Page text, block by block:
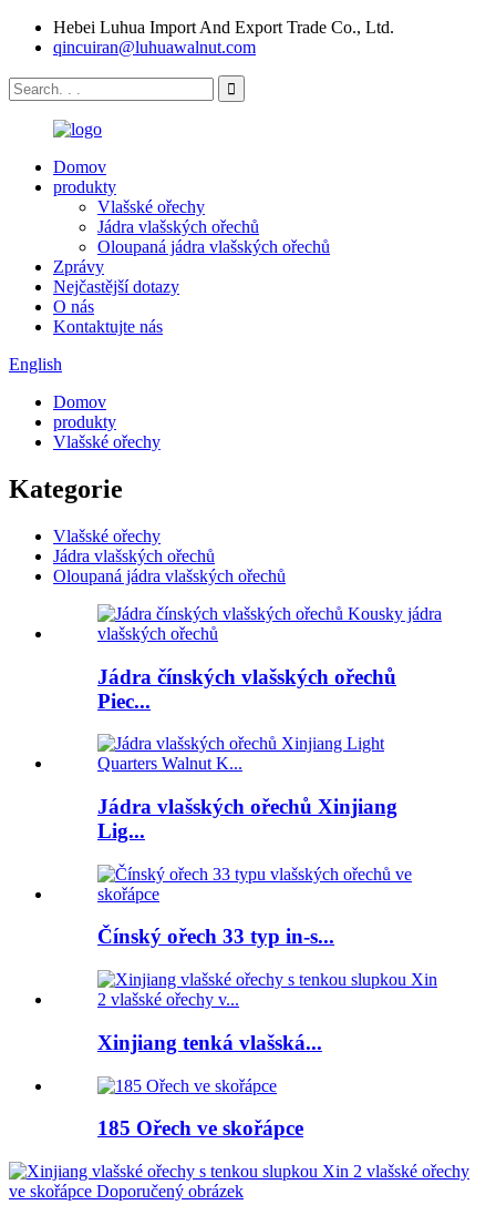
Hebei Luhua Import And Export Trade Co., Ltd.
qincuiran@luhuawalnut.com
Domov
produkty
Vlašské ořechy
Jádra vlašských ořechů
Oloupaná jádra vlašských ořechů
Zprávy
Nejčastější dotazy
O nás
Kontaktujte nás
English
Domov
produkty
Vlašské ořechy
Kategorie
Vlašské ořechy
Jádra vlašských ořechů
Oloupaná jádra vlašských ořechů
Jádra čínských vlašských ořechů
Piec...
Jádra vlašských ořechů Xinjiang
Lig...
Čínský ořech 33 typ in-s...
Xinjiang tenká vlašská...
185 Ořech ve skořápce